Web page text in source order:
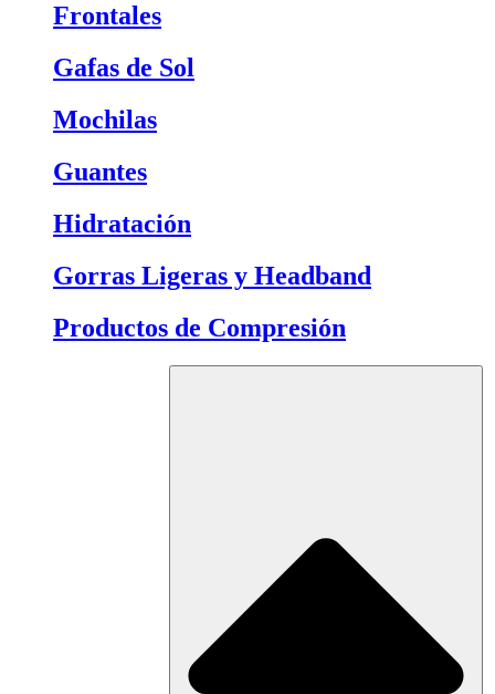
Frontales
Gafas de Sol
Mochilas
Guantes
Hidratación
Gorras Ligeras y Headband
Productos de Compresión